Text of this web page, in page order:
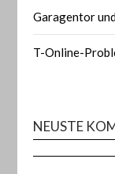
Garagentor
T-Online-
NEUSTE